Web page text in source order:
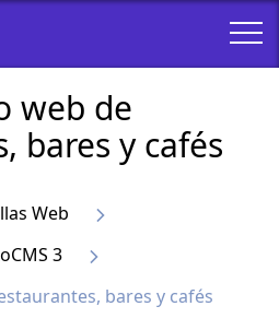
web de
bares y cafés
Web
3
bares y cafés